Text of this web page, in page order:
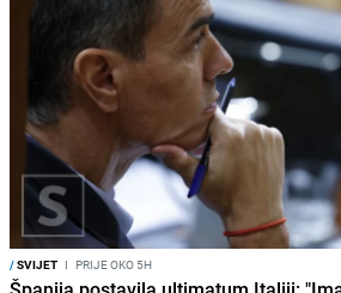
/SVIJET I PRIJE OKO 5H